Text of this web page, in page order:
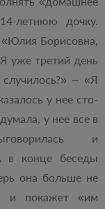
летнюю дочку.
Борисовна,
уже третий день
– «Я
у нее сто-
у нее все в
и
в конце беседы
она больше не
и покажет «им